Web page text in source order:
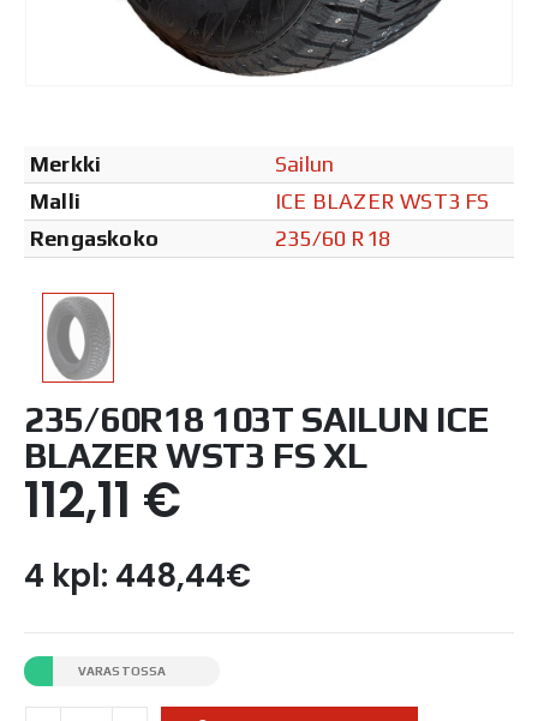
Merkki
Sailun
Malli
ICE BLAZER WST3 FS
Rengaskoko
235/60 R18
235/60R18 103T SAILUN ICE
BLAZER WST3 FS XL
112,11 €
4 kpl: 448,44€
VARASTOSSA